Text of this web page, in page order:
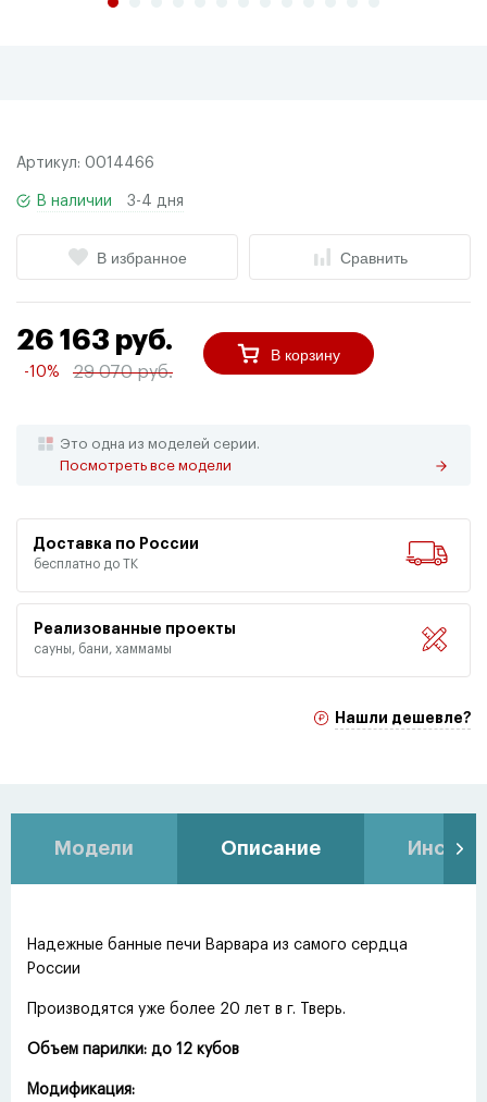
Артикул: 0014466
В наличии 3-4 дня
В избранное Сравнить
26 163 руб.
-10% 29 070 руб.
В корзину
Это одна из моделей серии.
Посмотреть все модели
Доставка по России
бесплатно до ТК
Реализованные проекты
сауны, бани, хаммамы
Нашли дешевле?
Модели Описание
Надежные банные печи Варвара из самого сердца
России
Производятся уже более 20 лет в г. Тверь.
Объем парилки: до 12 кубов
Модификация: